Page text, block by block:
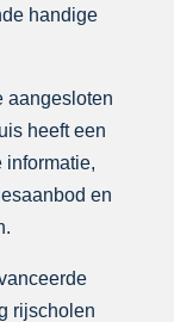
handige
aangesloten
heeft een
informatie,
en
rijscholen